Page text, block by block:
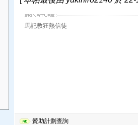
馬記教狂熱信徒
贊助計劃查詢